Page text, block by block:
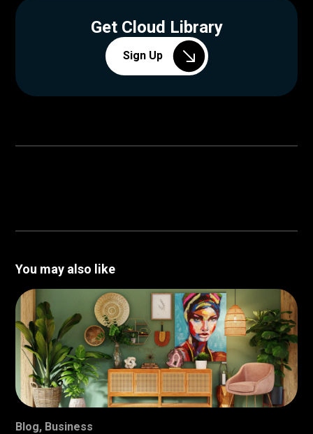
Get Cloud Library
Sign Up
You may also like
Blog, Business